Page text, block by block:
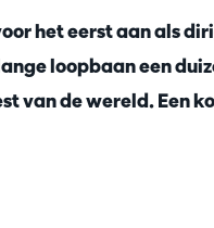
het eerst aan als
loopbaan een
van de wereld. Een